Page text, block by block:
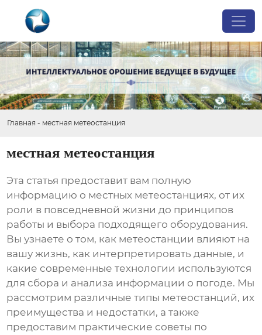
Главная - местная метеостанция
местная метеостанция
Эта статья предоставит вам полную
информацию о местных метеостанциях, от их
роли в повседневной жизни до принципов
работы и выбора подходящего оборудования.
Вы узнаете о том, как метеостанции влияют на
вашу жизнь, как интерпретировать данные, и
какие современные технологии используются
для сбора и анализа информации о погоде. Мы
рассмотрим различные типы метеостанций, их
преимущества и недостатки, а также
предоставим практические советы по